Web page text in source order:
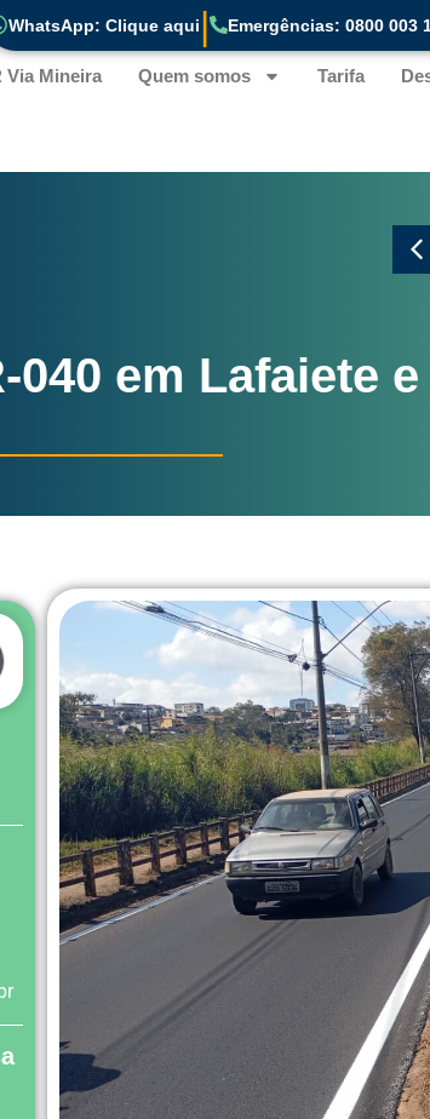
WhatsApp: Clique aqui| Emergências: 0800 003
Via Mineira Quem somos Tarifa
7 – Fevereiro 2026
040 em Lafaiete